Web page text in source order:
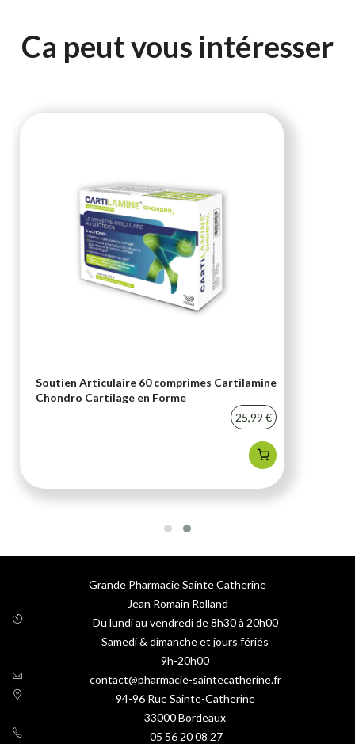
Ca peut vous intéresser
Soutien Articulaire 60 comprimes Cartilamine
Chondro Cartilage en Forme
25,99 €
Grande Pharmacie Sainte Catherine
Jean Romain Rolland
Du lundi au vendredi de 8h30 à 20h00
Samedi & dimanche et jours fériés
9h-20h00
contact@pharmacie-saintecatherine.fr
94-96 Rue Sainte-Catherine
33000Bordeaux
05 56 20 08 27